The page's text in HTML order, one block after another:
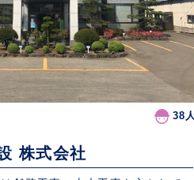
38人
株式会社